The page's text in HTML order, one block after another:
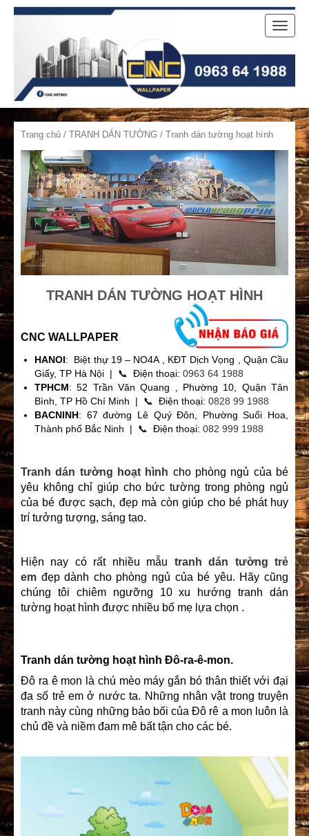
Toggle
Trang chủ / TRANH DÁN TƯỜNG / Tranh dán tường hoạt hình
TRANH DÁN TƯỜNG HOẠT HÌNH
CNC WALLPAPER
HANOI: Biệt thự 19 – NO4A , KĐT Dịch Vọng , Quận Cầu
Giấy, TP Hà Nội | 📞 Điện thoại: 0963 64 1988
TPHCM: 52 Trần Văn Quang , Phường 10, Quận Tân
Bình, TP Hồ Chí Minh | 📞 Điện thoại: 0828 99 1988
BACNINH: 67 đường Lê Quý Đôn, Phường Suối Hoa,
Thành phố Bắc Ninh | 📞 Điện thoại: 082 999 1988
Tranh dán tường hoạt hình cho phòng ngủ của bé
yêu không chỉ giúp cho bức tường trong phòng ngủ
của bé được sạch, đẹp mà còn giúp cho bé phát huy
trí tưởng tượng, sáng tạo.
Hiện nay có rất nhiều mẫu tranh dán tường trẻ
em đẹp dành cho phòng ngủ của bé yêu. Hãy cũng
chúng tôi chiêm ngưỡng 10 xu hướng tranh dán
tường hoạt hình được nhiều bố mẹ lựa chọn .
Tranh dán tường hoạt hình Đô-ra-ê-mon.
Đô ra ê mon là chú mèo máy gắn bó thân thiết với đại
đa số trẻ em ở nước ta. Những nhân vật trong truyện
tranh này cùng những bảo bối của Đô rê a mon luôn là
chủ đề và niềm đam mê bất tận cho các bé.